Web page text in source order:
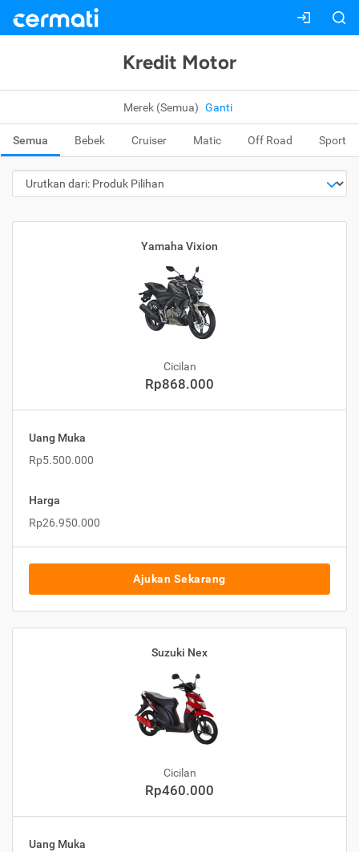
Kredit Motor
Merek (Semua) Ganti
Semua Bebek Cruiser Matic Off Road Sport
Yamaha Vixion
Cicilan
Rp868.000
Uang Muka
Rp5.500.000
Harga
Rp26.950.000
Ajukan Sekarang
Suzuki Nex
Cicilan
Rp460.000
Uang Muka